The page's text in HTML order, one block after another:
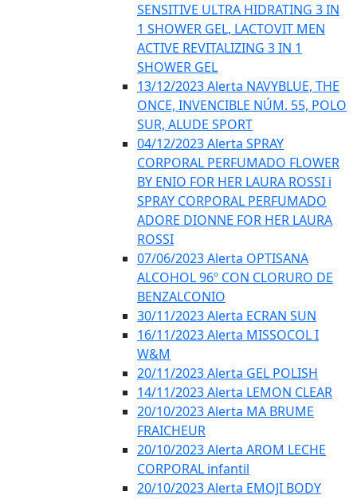
SENSITIVE ULTRA HIDRATING 3 IN
1 SHOWER GEL, LACTOVIT MEN
ACTIVE REVITALIZING 3 IN 1
SHOWER GEL
13/12/2023 Alerta NAVYBLUE, THE
ONCE, INVENCIBLE NÚM. 55, POLO
SUR, ALUDE SPORT
04/12/2023 Alerta SPRAY
CORPORAL PERFUMADO FLOWER
BY ENIO FOR HER LAURA ROSSI i
SPRAY CORPORAL PERFUMADO
ADORE DIONNE FOR HER LAURA
ROSSI
07/06/2023 Alerta OPTISANA
ALCOHOL 96º CON CLORURO DE
BENZALCONIO
30/11/2023 Alerta ECRAN SUN
16/11/2023 Alerta MISSOCOL I
W&M
20/11/2023 Alerta GEL POLISH
14/11/2023 Alerta LEMON CLEAR
20/10/2023 Alerta MA BRUME
FRAICHEUR
20/10/2023 Alerta AROM LECHE
CORPORAL infantil
20/10/2023 Alerta EMOJI BODY